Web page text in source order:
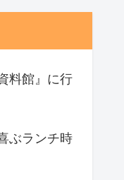
料館』に行
ぶランチ時